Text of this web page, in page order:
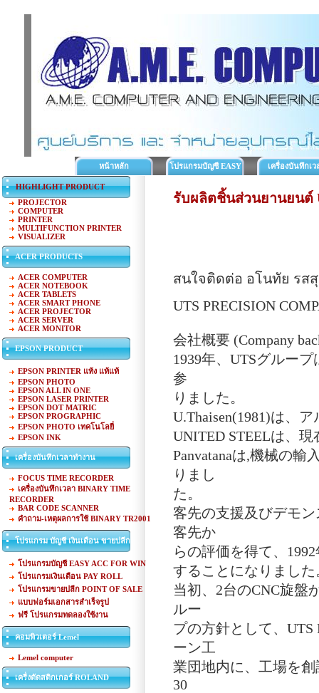
หน้าหลัก โปรแกรมบัญชี EASY เครื่องบันทึกเว
HIGHLIGHT PRODUCT
PROJECTOR
COMPUTER
PRINTER
MULTIFUNCTION PRINTER
VISUALIZER
ACER PRODUCTS
ACER COMPUTER
ACER NOTEBOOK
ACER TABLETS
ACER SMART PHONE
ACER PROJECTOR
ACER SERVER
ACER MONITOR
EPSON PRODUCT
EPSON PRINTER แท้ง แท้แท้
EPSON PHOTO
EPSON ALL IN ONE
EPSON LASER PRINTER
EPSON DOT MATRIC
EPSON PROGRAPHIC
EPSON PHOTO เทคโนโลยี่
EPSON INK
เครื่องบันทึกเวลาทำงาน
FOCUS TIME RECORDER
เครื่องบันทึกเวลา BINARY TIME
RECORDER
BAR CODE SCANNER
คำถาม-เหตุผลการใช้ BINARY TR2001
โปรแกรม บัญชี เงินเดือน ขายปลีก
โปรแกรมบัญชี EASY ACC FOR WIN
โปรแกรมเงินเดือน PAY ROLL
โปรแกรมขายปลีก POINT OF SALE
แบบฟอร์มเอกสารสำเร็จรูป
ฟรี โปรแกรมทดลองใช้งาน
คอมพิวเตอร์ Lemel
Lemel computer
เครื่งตัดสติกเกอร์ ROLAND
รับผลิตชิ้นส่วนยานยนต์
สนใจติดต่อ อโนทัย รสสุ
UTS PRECISION
会社概要 (Company
1939年、UTSグルー
参
りました。
U.Thaisen(1981)は、
UNITED STEELは、
Panvatanaは,機械の輸
りまし
た。
客先の支援及びデモ
客先か
らの評価を得て、
することになりました
当初、2台のCNC旋盤
ルー
プの方針として、
ーン工
業団地内に、工場を
30